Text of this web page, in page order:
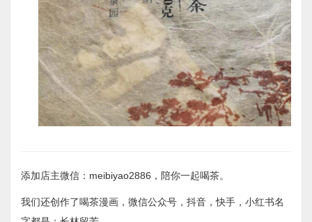
添加店主微信：meibiyao2886，陪你一起喝茶。
我们还创作了喝茶漫画，微信公众号，抖音，快手，小红书名